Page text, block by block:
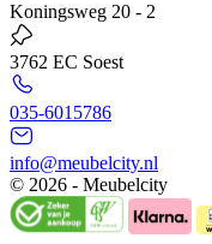
Koningsweg 20 - 2
3762 EC Soest
035-6015786
info@meubelcity.nl
© 2026 - Meubelcity